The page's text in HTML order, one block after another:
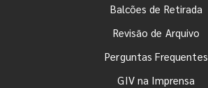
Balcões de Retirada
Revisão de Arquivo
Perguntas Frequentes
GIV na Imprensa